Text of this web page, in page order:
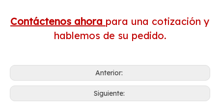
Contáctenos ahora para una cotización y
hablemos de su pedido.
Anterior:
Siguiente: